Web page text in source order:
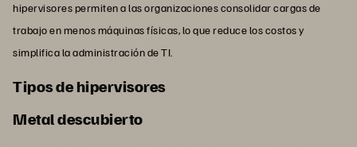
hipervisores permiten a las organizaciones consolidar cargas de
trabajo en menos máquinas físicas, lo que reduce los costos y
simplifica la administración de TI.
Tipos de hipervisores
Metal descubierto